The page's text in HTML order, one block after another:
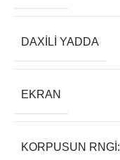
DAXILI YADDA
EKRAN
KORPUSUN RNGI: